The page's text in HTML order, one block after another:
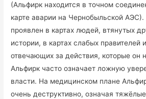
(Альфирк находится в точном
карте аварии на Чернобыльской
проявлен в картах людей, втянутых
истории, в картах слабых правителей
отвечающих за действия, которые он
Альфирк часто означает ложную
власти. На медицинском плане
очень деструктивно, означая